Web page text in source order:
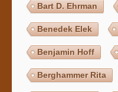
Bart D. Ehrman
Benedek Elek
Benjamin Hoff
Berghammer Rita